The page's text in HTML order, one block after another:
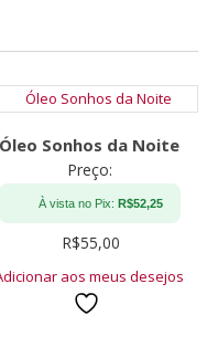
Óleo Sonhos da Noite
Preço:
À vista no Pix: R$52,25
R$55,00
aos meus desejos